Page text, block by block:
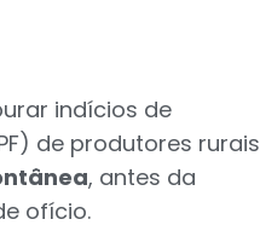
indícios de
de produtores rurais
, antes da
ofício.